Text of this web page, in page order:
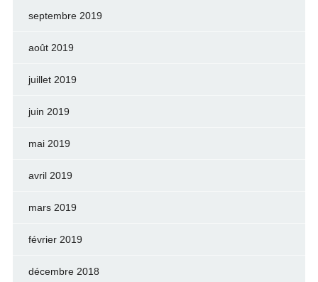
septembre 2019
août 2019
juillet 2019
juin 2019
mai 2019
avril 2019
mars 2019
février 2019
décembre 2018